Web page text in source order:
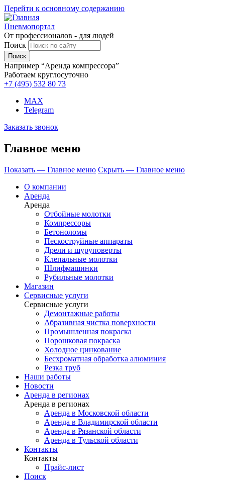
Перейти к основному содержанию
Пневмопортал
От профессионалов - для людей
Поиск
Например “Аренда компрессора”
Работаем круглосуточно
+7 (495) 532 80 73
MAX
Telegram
Заказать звонок
Главное меню
Показать — Главное меню Скрыть — Главное меню
О компании
Аренда
Аренда
Отбойные молотки
Компрессоры
Бетоноломы
Пескоструйные аппараты
Дрели и шуруповерты
Клепальные молотки
Шлифмашинки
Рубильные молотки
Магазин
Сервисные услуги
Сервисные услуги
Демонтажные работы
Абразивная чистка поверхности
Промышленная покраска
Порошковая покраска
Холодное цинкование
Бесхроматная обработка алюминия
Резка труб
Наши работы
Новости
Аренда в регионах
Аренда в регионах
Аренда в Московской области
Аренда в Владимирской области
Аренда в Рязанской области
Аренда в Тульской области
Контакты
Контакты
Прайс-лист
Поиск